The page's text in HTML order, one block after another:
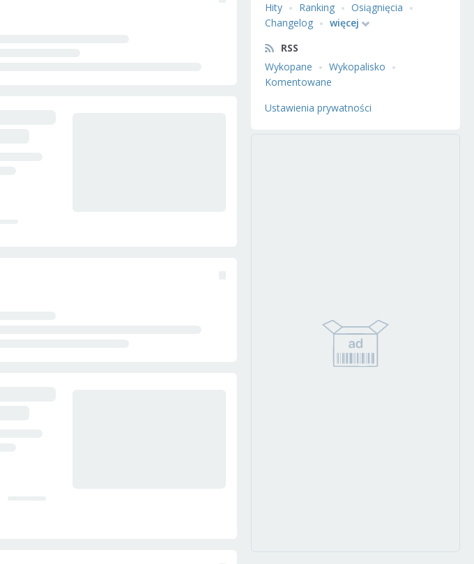
Hity
Ranking
Osiągnięcia
Changelog
więcej
RSS
Wykopane
Wykopalisko
Komentowane
Ustawienia prywatności